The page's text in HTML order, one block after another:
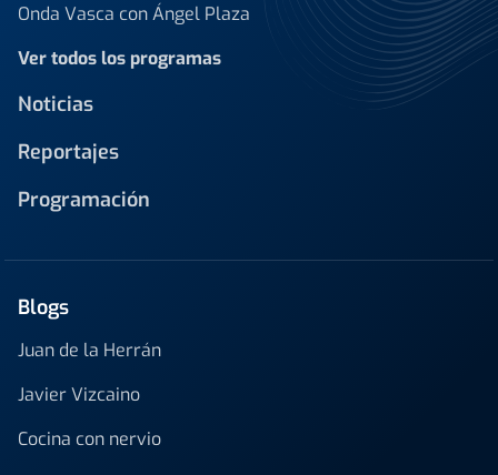
Onda Vasca con Ángel Plaza
Ver todos los programas
Noticias
Reportajes
Programación
Blogs
Juan de la Herrán
Javier Vizcaino
Cocina con nervio